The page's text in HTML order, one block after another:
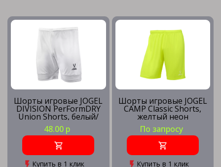
Шорты игровые JOGEL
DIVISION PerFormDRY
Union Shorts, белый/
белый
48.00 р
Купить в 1 клик
Шорты игровые JOGEL
CAMP Classic Shorts,
желтый неон
По запросу
Купить в 1 клик